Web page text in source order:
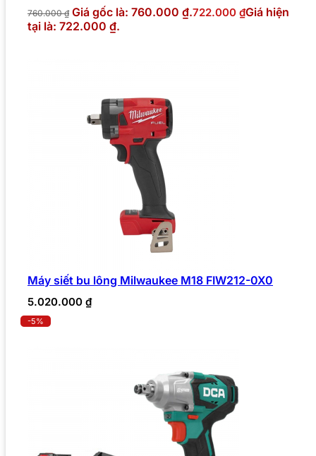
760.000₫ Giá gốc là: 760.000 ₫.722.000 ₫Giá hiện
tại là: 722.000 ₫.
Máy siết bu lông Milwaukee M18 FIW212-0X0
5.020.000 ₫
-5%